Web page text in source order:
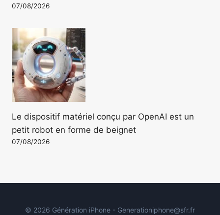
07/08/2026
Le dispositif matériel conçu par OpenAI est un
petit robot en forme de beignet
07/08/2026
© 2026 Génération iPhone - Generationiphone@sfr.fr